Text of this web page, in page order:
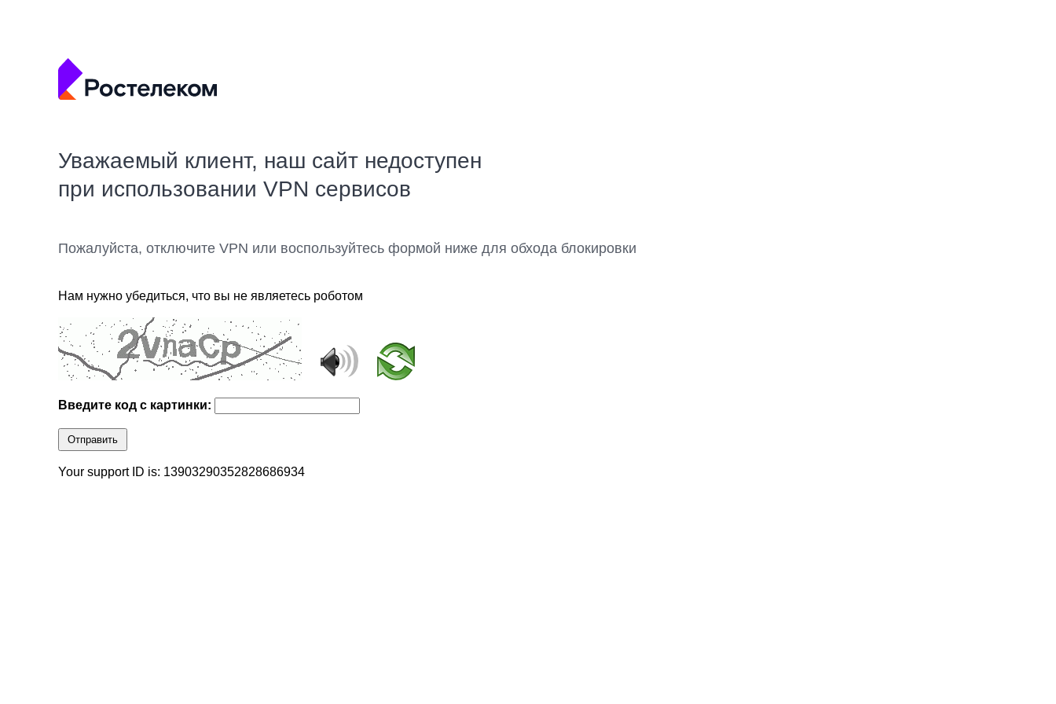
Уважаемый клиент, наш сайт недоступен
при использовании VPN сервисов
Пожалуйста, отключите VPN или воспользуйтесь формой ниже для обхода блокировки
Нам нужно убедиться, что вы не являетесь роботом
Введите код с картинки:
Отправить
Your support ID is: 13903290352828686934